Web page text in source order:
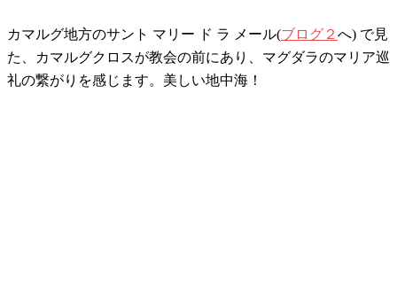
カマルグ地方のサント マリー ド ラ メール(ブログ２ へ) で見
た、カマルグクロスが教会の前にあり、マグダラのマリア巡
礼の繋がりを感じます。美しい地中海！